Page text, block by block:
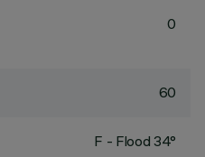
0
60
F - Flood 34°